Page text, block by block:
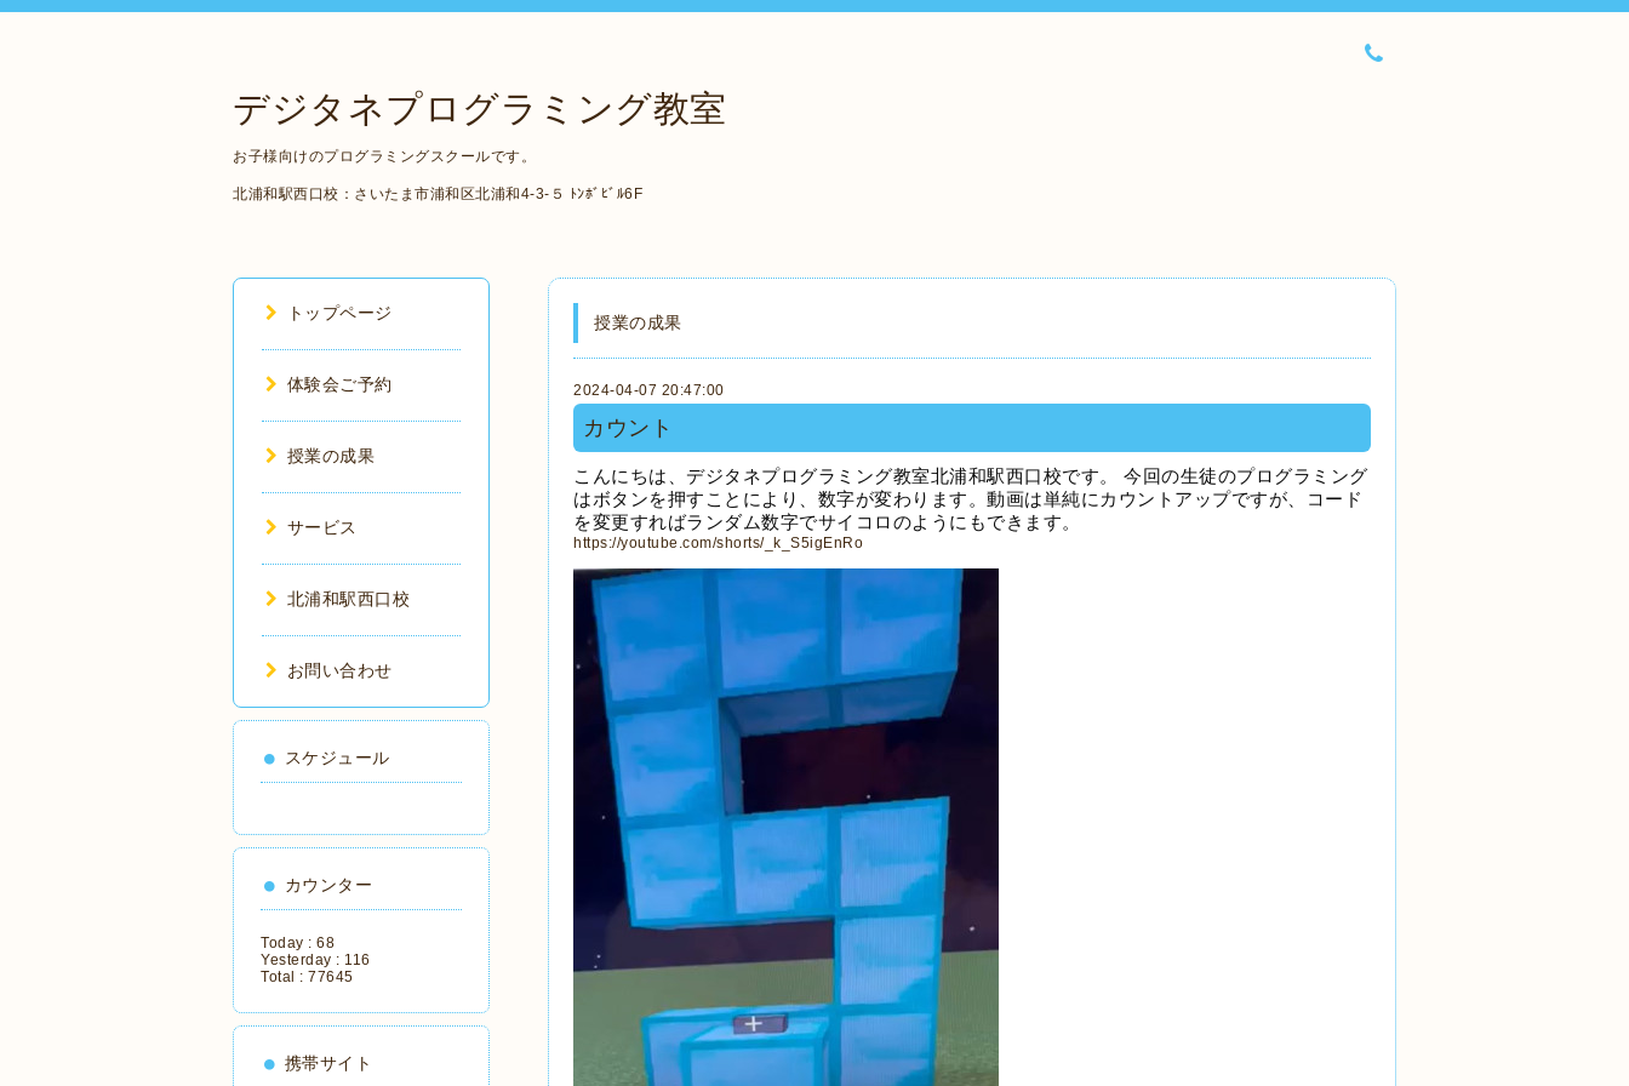
デジタネプログラミング教室
お子様向けのプログラミングスクールです。
北浦和駅西口校：さいたま市浦和区北浦和4-3-５ ﾄﾝﾎﾞﾋﾞﾙ6F
授業の成果
2024-04-07 20:47:00
カウント
こんにちは、デジタネプログラミング教室北浦和駅西口校です。 今回の生徒のプログラミング
はボタンを押すことにより、数字が変わります。動画は単純にカウントアップですが、コード
を変更すればランダム数字でサイコロのようにもできます。
https://youtube.com/shorts/_k_S5igEnRo
トップページ
体験会ご予約
授業の成果
サービス
北浦和駅西口校
お問い合わせ
スケジュール
カウンター
Today : 68
Yesterday : 116
Total : 77645
携帯サイト